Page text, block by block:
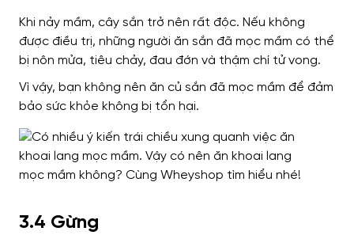
Khi nảy mầm, cây sắn trở nên rất độc. Nếu không
được điều trị, những người ăn sắn đã mọc mầm có thể
bị nôn mửa, tiêu chảy, đau đớn và thậm chí tử vong.
Vì vậy, bạn không nên ăn củ sắn đã mọc mầm để đảm
bảo sức khỏe không bị tổn hại.
3.4 Gừng